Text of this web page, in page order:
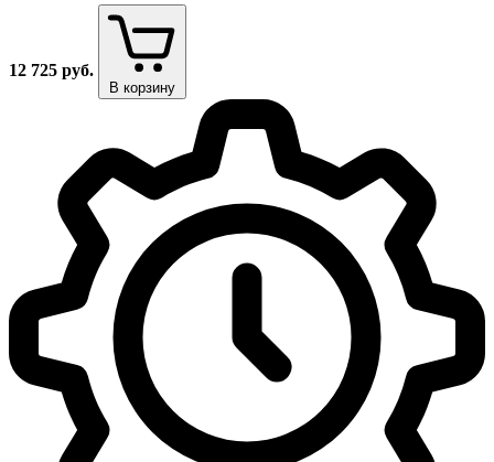
12 725 руб.
В корзину